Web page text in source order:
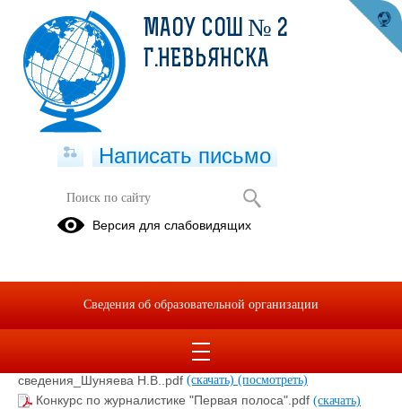
Конкурсы
(скачать)
Юношеский+литературный+конкурс_в МОУО для
сведения_Шуняева Н.В..pdf (скачать) (посмотреть)
Конкурс по журналистике "Первая полоса".pdf (скачать)
МАОУ СОШ № 2
Г.НЕВЬЯНСКА
Написать письмо
Версия для слабовидящих
Сведения об образовательной организации